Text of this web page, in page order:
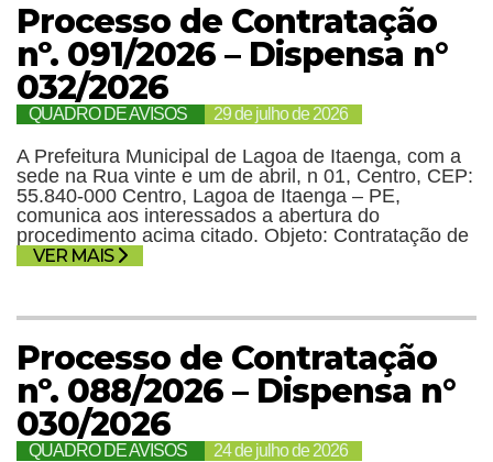
Processo de Contratação
nº. 091/2026 – Dispensa n°
032/2026
QUADRO DE AVISOS 29 de julho de 2026
A Prefeitura Municipal de Lagoa de Itaenga, com a
sede na Rua vinte e um de abril, n 01, Centro, CEP:
55.840-000 Centro, Lagoa de Itaenga – PE,
comunica aos interessados a abertura do
procedimento acima citado. Objeto: Contratação de
VER MAIS
Processo de Contratação
nº. 088/2026 – Dispensa n°
030/2026
QUADRO DE AVISOS 24 de julho de 2026